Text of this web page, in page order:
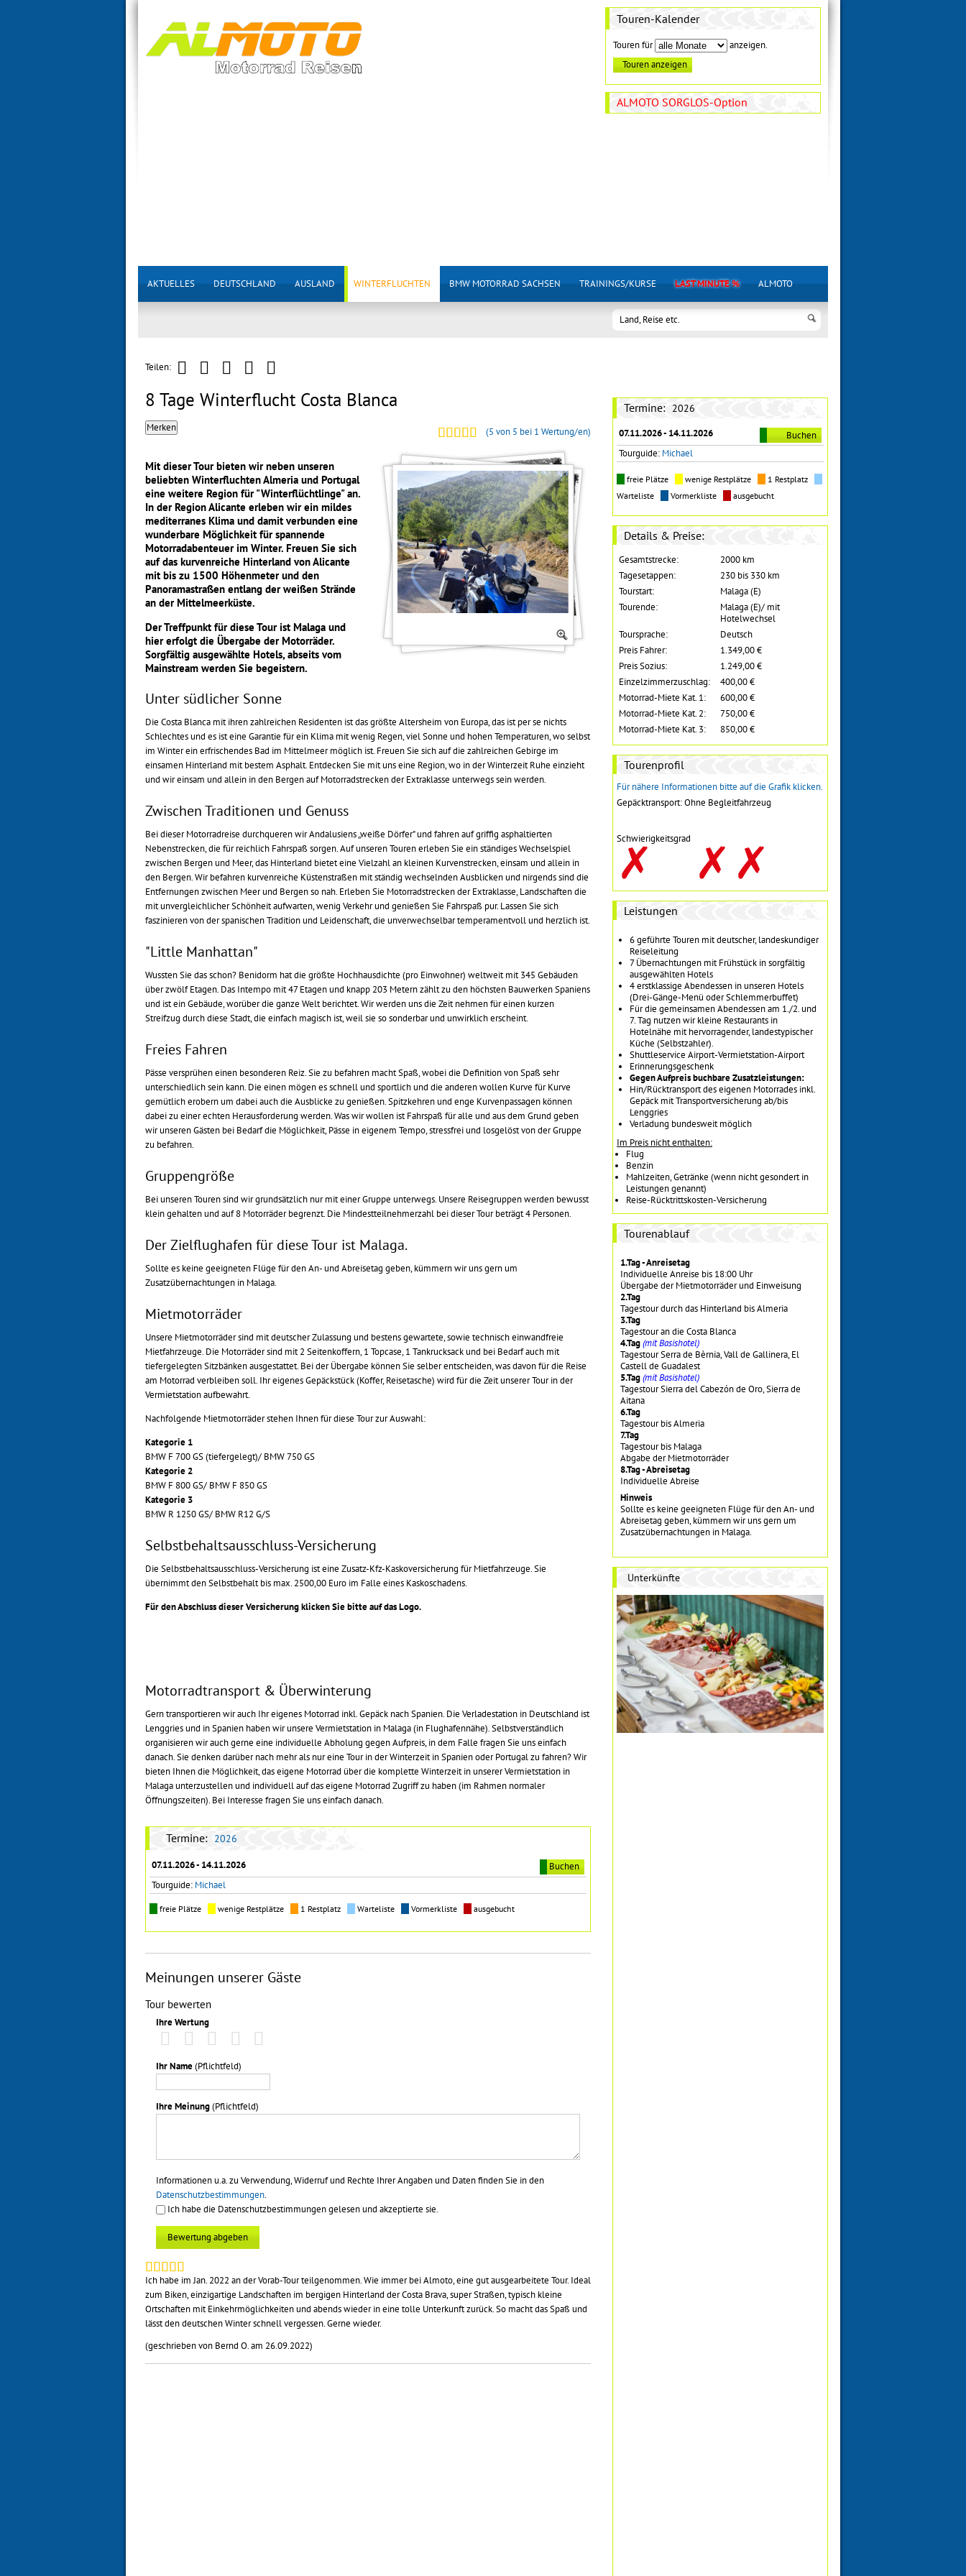
Touren-Kalender
Touren für anzeigen.
ALMOTO SORGLOS-Option
AKTUELLES DEUTSCHLAND AUSLAND WINTERFLUCHTEN BMW MOTORRAD SACHSEN TRAININGS/KURSE LAST MINUTE % ALMOTO
Teilen:
8 Tage Winterflucht Costa Blanca
(5 von 5 bei 1 Wertung/en)
Merken
Mit dieser Tour bieten wir neben unseren
beliebten Winterfluchten Almeria und Portugal
eine weitere Region für "Winterflüchtlinge" an.
In der Region Alicante erleben wir ein mildes
mediterranes Klima und damit verbunden eine
wunderbare Möglichkeit für spannende
Motorradabenteuer im Winter. Freuen Sie sich
auf das kurvenreiche Hinterland von Alicante
mit bis zu 1500 Höhenmeter und den
Panoramastraßen entlang der weißen Strände
an der Mittelmeerküste.
Der Treffpunkt für diese Tour ist Malaga und
hier erfolgt die Übergabe der Motorräder.
Sorgfältig ausgewählte Hotels, abseits vom
Mainstream werden Sie begeistern.
Unter südlicher Sonne
Die Costa Blanca mit ihren zahlreichen Residenten ist das größte Altersheim von Europa, das ist per se nichts
Schlechtes und es ist eine Garantie für ein Klima mit wenig Regen, viel Sonne und hohen Temperaturen, wo selbst
im Winter ein erfrischendes Bad im Mittelmeer möglich ist. Freuen Sie sich auf die zahlreichen Gebirge im
einsamen Hinterland mit bestem Asphalt. Entdecken Sie mit uns eine Region, wo in der Winterzeit Ruhe einzieht
und wir einsam und allein in den Bergen auf Motorradstrecken der Extraklasse unterwegs sein werden.
Zwischen Traditionen und Genuss
Bei dieser Motorradreise durchqueren wir Andalusiens „weiße Dörfer" und fahren auf griffig asphaltierten
Nebenstrecken, die für reichlich Fahrspaß sorgen. Auf unseren Touren erleben Sie ein ständiges Wechselspiel
zwischen Bergen und Meer, das Hinterland bietet eine Vielzahl an kleinen Kurvenstrecken, einsam und allein in
den Bergen. Wir befahren kurvenreiche Küstenstraßen mit ständig wechselnden Ausblicken und nirgends sind die
Entfernungen zwischen Meer und Bergen so nah. Erleben Sie Motorradstrecken der Extraklasse, Landschaften die
mit unvergleichlicher Schönheit aufwarten, wenig Verkehr und genießen Sie Fahrspaß pur. Lassen Sie sich
faszinieren von der spanischen Tradition und Leidenschaft, die unverwechselbar temperamentvoll und herzlich ist.
"Little Manhattan"
Wussten Sie das schon? Benidorm hat die größte Hochhausdichte (pro Einwohner) weltweit mit 345 Gebäuden
über zwölf Etagen. Das Intempo mit 47 Etagen und knapp 203 Metern zählt zu den höchsten Bauwerken Spaniens
und ist ein Gebäude, worüber die ganze Welt berichtet. Wir werden uns die Zeit nehmen für einen kurzen
Streifzug durch diese Stadt, die einfach magisch ist, weil sie so sonderbar und unwirklich erscheint.
Freies Fahren
Pässe versprühen einen besonderen Reiz. Sie zu befahren macht Spaß, wobei die Definition von Spaß sehr
unterschiedlich sein kann. Die einen mögen es schnell und sportlich und die anderen wollen Kurve für Kurve
gemütlich erobern um dabei auch die Ausblicke zu genießen. Spitzkehren und enge Kurvenpassagen können
dabei zu einer echten Herausforderung werden. Was wir wollen ist Fahrspaß für alle und aus dem Grund geben
wir unseren Gästen bei Bedarf die Möglichkeit, Pässe in eigenem Tempo, stressfrei und losgelöst von der Gruppe
zu befahren.
Gruppengröße
Bei unseren Touren sind wir grundsätzlich nur mit einer Gruppe unterwegs. Unsere Reisegruppen werden bewusst
klein gehalten und auf 8 Motorräder begrenzt. Die Mindestteilnehmerzahl bei dieser Tour beträgt 4 Personen.
Der Zielflughafen für diese Tour ist Malaga.
Sollte es keine geeigneten Flüge für denAn- und Abreisetag geben, kümmern wir uns gern um
Zusatzübernachtungen in Malaga.
Mietmotorräder
Unsere Mietmotorräder sind mit deutscher Zulassung und bestens gewartete, sowie technisch einwandfreie
Mietfahrzeuge. Die Motorräder sind mit 2 Seitenkoffern, 1 Topcase, 1 Tankrucksack und bei Bedarf auch mit
tiefergelegten Sitzbänken ausgestattet. Bei der Übergabe können Sie selber entscheiden, was davon für die Reise
am Motorrad verbleiben soll. Ihr eigenes Gepäckstück (Koffer, Reisetasche) wird für die Zeit unserer Tour in der
Vermietstation aufbewahrt.
Nachfolgende Mietmotorräder stehen Ihnen für diese Tour zur Auswahl:
Kategorie 1
BMW F 700 GS (tiefergelegt)/ BMW 750 GS
Kategorie 2
BMW F 800 GS/ BMW F 850 GS
Kategorie 3
BMW R 1250 GS/ BMW R12 G/S
Selbstbehaltsausschluss-Versicherung
Die Selbstbehaltsausschluss-Versicherung ist eine Zusatz-Kfz-Kaskoversicherung für Mietfahrzeuge. Sie
übernimmt den Selbstbehalt bis max. 2500,00 Euro im Falle eines Kaskoschadens.
Für den Abschluss dieser Versicherung klicken Sie bitte auf das Logo.
Motorradtransport & Überwinterung
Gern transportieren wir auch Ihr eigenes Motorrad inkl. Gepäck nach Spanien. Die Verladestation in Deutschland ist
Lenggries und in Spanien haben wir unsere Vermietstation in Malaga (in Flughafennähe). Selbstverständlich
organisieren wir auch gerne eine individuelle Abholung gegen Aufpreis, in dem Falle fragen Sie uns einfach
danach. Sie denken darüber nach mehr als nur eine Tour in der Winterzeit in Spanien oder Portugal zu fahren? Wir
bieten Ihnen die Möglichkeit, das eigene Motorrad über die komplette Winterzeit in unserer Vermietstation in
Malaga unterzustellen und individuell auf das eigene Motorrad Zugriff zu haben (im Rahmen normaler
Öffnungszeiten). Bei Interesse fragen Sie uns einfach danach.
Termine: 2026
07.11.2026 - 14.11.2026
Buchen
Tourguide: Michael
freie Plätze wenige Restplätze 1 Restplatz Warteliste Vormerkliste ausgebucht
Meinungen unserer Gäste
Tour bewerten
Ihre Wertung
Ihr Name(Pflichtfeld)
Ihre Meinung(Pflichtfeld)
Informationen u.a. zu Verwendung, Widerruf und Rechte Ihrer Angaben und Daten finden Sie in den
Datenschutzbestimmungen.
Ich habe die Datenschutzbestimmungen gelesen und akzeptierte sie.
Bewertung abgeben
Ich habe im Jan. 2022 an der Vorab-Tour teilgenommen. Wie immer bei Almoto, eine gut ausgearbeitete Tour. Ideal
zum Biken, einzigartige Landschaften im bergigen Hinterland der Costa Brava, super Straßen, typisch kleine
Ortschaften mit Einkehrmöglichkeiten und abends wieder in eine tolle Unterkunft zurück. So macht das Spaß und
lässt den deutschen Winter schnell vergessen. Gerne wieder.
(geschrieben von Bernd O. am 26.09.2022)
Termine: 2026
07.11.2026 - 14.11.2026
Buchen
Tourguide: Michael
freie Plätze wenige Restplätze
1 Restplatz
Warteliste
Vormerkliste ausgebucht
Details & Preise:
Gesamtstrecke:
2000 km
Tagesetappen:
230 bis 330 km
Tourstart:
Malaga (E)
Tourende:
Malaga (E)/ mit
Hotelwechsel
Toursprache:
Deutsch
Preis Fahrer:
1.349,00 €
Preis Sozius:
1.249,00 €
Einzelzimmerzuschlag:
400,00 €
Motorrad-Miete Kat. 1:
600,00 €
Motorrad-Miete Kat. 2:
750,00 €
Motorrad-Miete Kat. 3:
850,00 €
Tourenprofil
Für nähere Informationen bitte auf die Grafik klicken.
Gepäcktransport: Ohne Begleitfahrzeug
Schwierigkeitsgrad
Leistungen
6 geführte Touren mit deutscher, landeskundiger
Reiseleitung
7 Übernachtungen mit Frühstück in sorgfältig
ausgewählten Hotels
4 erstklassige Abendessen in unseren Hotels
(Drei-Gänge-Menü oder Schlemmerbuffet)
Für die gemeinsamen Abendessen am 1./2. und
7. Tag nutzen wir kleine Restaurants in
Hotelnähe mit hervorragender, landestypischer
Küche (Selbstzahler).
Shuttleservice Airport-Vermietstation-Airport
Erinnerungsgeschenk
Gegen Aufpreis buchbare Zusatzleistungen:
Hin/Rücktransport des eigenen Motorrades inkl.
Gepäck mit Transportversicherung ab/bis
Lenggries
Verladung bundesweit möglich
Im Preis nicht enthalten:
Flug
Benzin
Mahlzeiten, Getränke (wenn nicht gesondert in
Leistungen genannt)
Reise-Rücktrittskosten-Versicherung
Tourenablauf
1.Tag - Anreisetag
Individuelle Anreise bis 18:00 Uhr
Übergabe der Mietmotorräder und Einweisung
2.Tag
Tagestour durch das Hinterland bis Almeria
3.Tag
Tagestour an die Costa Blanca
4.Tag(mit Basishotel)
Tagestour Serra de Bèrnia, Vall de Gallinera, El
Castell de Guadalest
5.Tag(mit Basishotel)
Tagestour Sierra del Cabezón de Oro, Sierra de
Aitana
6.Tag
Tagestour bis Almeria
7.Tag
Tagestour bis Malaga
Abgabe der Mietmotorräder
8.Tag - Abreisetag
Individuelle Abreise
Hinweis
Sollte es keine geeigneten Flüge für denAn- und
Abreisetag geben, kümmern wir uns gern um
Zusatzübernachtungen in Malaga.
Unterkünfte